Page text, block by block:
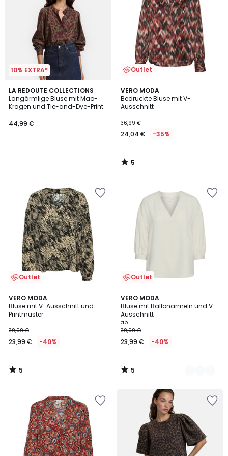
10% EXTRA*
LA REDOUTE COLLECTIONS
Langärmlige Bluse mit Mao-
Kragen und Tie-and-Dye-Print
44,99 €
Outlet
VERO MODA
Bedruckte Bluse mit V-
Ausschnitt
36,99 €
24,04 € -35%
5
/
5
5
/
Outlet
VERO MODA
Bluse mit V-Ausschnitt und
Printmuster
39,99 €
23,99 € -40%
5
/
5
5
/
Outlet
VERO MODA
Bluse mit Ballonärmeln und V-
Ausschnitt
ab
39,99 €
23,99 € -40%
5
/
5
2
Farben
5
/